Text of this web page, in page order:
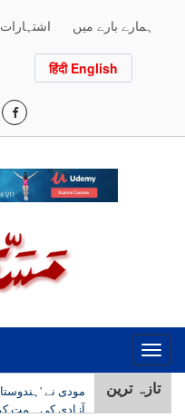
ہمارے بارے میں اشتہارات
हिंदी English
Toggle
navigation
تازہ ترین
دہلی میٹرو نے
آزادی کی ہمت